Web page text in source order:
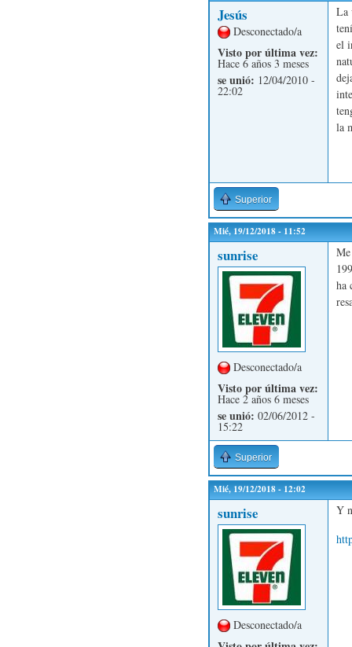
Jesús
Desconectado/a
Visto por última vez:
Hace 6 años 3 meses
se unió: 12/04/2010 -
22:02
La
el
la
Superior
Mié, 19/12/2018 - 11:52
sunrise
Desconectado/a
Visto por última vez:
Hace 2 años 6 meses
se unió: 02/06/2012 -
15:22
ha
Superior
Mié, 19/12/2018 - 12:02
sunrise
Desconectado/a
Y